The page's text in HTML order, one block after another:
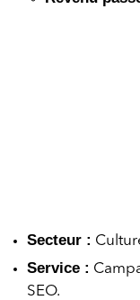
Secteur :
Service :
SEO.